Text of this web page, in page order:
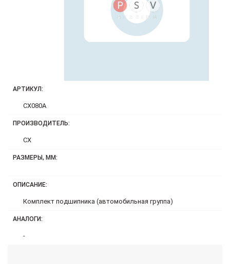
АРТИКУЛ:
CX080A
ПРОИЗВОДИТЕЛЬ:
CX
РАЗМЕРЫ, ММ:
ОПИСАНИЕ:
Комплект подшипника (автомобильная группа)
АНАЛОГИ:
-